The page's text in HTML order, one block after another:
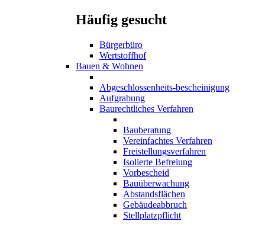
Häufig gesucht
Bürgerbüro
Wertstoffhof
Bauen & Wohnen
Abgeschlossenheits-bescheinigung
Aufgrabung
Baurechtliches Verfahren
Bauberatung
Vereinfachtes Verfahren
Freistellungsverfahren
Isolierte Befreiung
Vorbescheid
Bauüberwachung
Abstandsflächen
Gebäudeabbruch
Stellplatzpflicht